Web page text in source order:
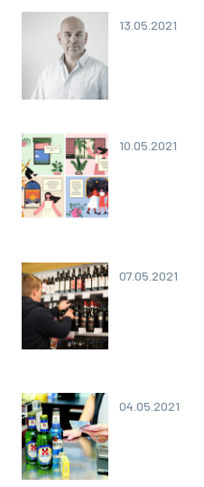
13.05.2021
10.05.2021
07.05.2021
04.05.2021